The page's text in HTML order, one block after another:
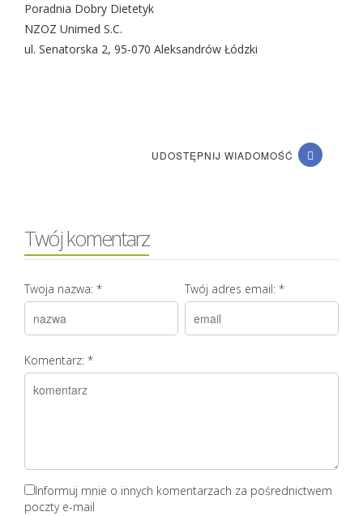
Poradnia Dobry Dietetyk
NZOZ Unimed S.C.
ul. Senatorska 2, 95-070 Aleksandrów Łódzki
UDOSTĘPNIJ WIADOMOŚĆ
Twój komentarz
Twoja nazwa: * Twój adres email: *
Komentarz: *
Informuj mnie o innych komentarzach za pośrednictwem
poczty e-mail